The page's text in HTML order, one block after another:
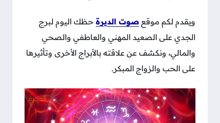
ويقدم لكم موقع صوت الديرة حظك اليوم لبرج
الجدي على الصعيد المهني والعاطفي والصحي
والمالي، ونكشف عن علاقته بالأبراج الأخرى وتأثيرها
على الحب والزواج المبكر.